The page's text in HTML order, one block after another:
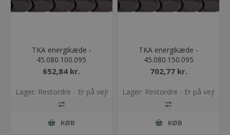
TKA energikæde -
45.080.100.095
652,84 kr.
Lager: Restordre - Er på vej!
KØB
TKA energikæde -
45.080.150.095
702,77 kr.
Lager: Restordre - Er på vej!
KØB